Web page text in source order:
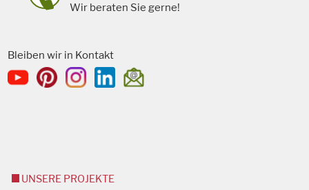
Wir beraten Sie gerne!
Bleiben wir in Kontakt
UNSERE PROJEKTE